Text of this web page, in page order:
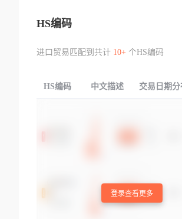
HS编码
进口贸易匹配到共计 10+个HS编码
HS编码 中文描述 交易日期分
登录查看更多